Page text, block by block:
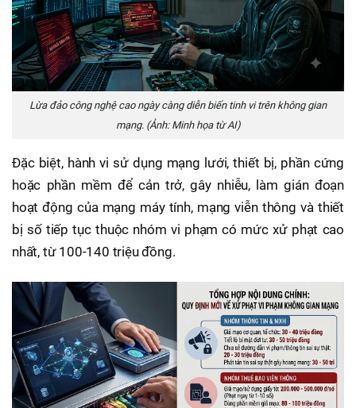
Lừa đảo công nghệ cao ngày càng diễn biến tinh vi trên không gian
mạng. (Ảnh: Minh họa từ AI)
Đặc biệt, hành vi sử dụng mạng lưới, thiết bị, phần cứng
hoặc phần mềm để cản trở, gây nhiễu, làm gián đoạn
hoạt động của mạng máy tính, mạng viễn thông và thiết
bị số tiếp tục thuộc nhóm vi phạm có mức xử phạt cao
nhất, từ 100-140 triệu đồng.